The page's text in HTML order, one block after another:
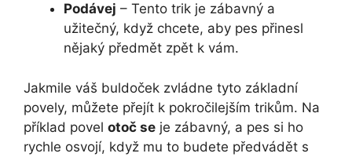
Podávej – Tento trik je zábavný a
užitečný, když chcete, aby pes přinesl
nějaký předmět zpět k vám.
Jakmile váš buldoček zvládne tyto základní
povely, můžete přejít k pokročilejším trikům. Na
příklad povel otoč se je zábavný, a pes si ho
rychle osvojí, když mu to budete předvádět s